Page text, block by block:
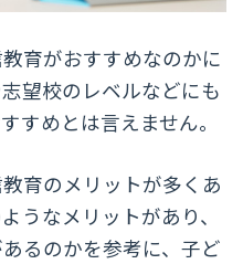
育がおすすめなのかに
望校のレベルなどにも
すめとは言えません。
育のメリットが多くあ
うなメリットがあり、
るのかを参考に、子ど